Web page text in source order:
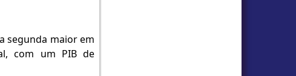
segunda maior em
com um PIB de